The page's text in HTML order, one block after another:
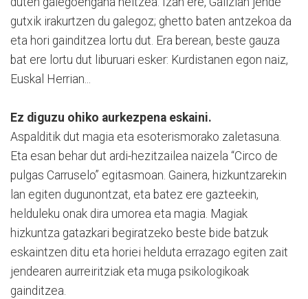
gutxik irakurtzen du galegoz; ghetto baten antzekoa da
eta hori gainditzea lortu dut. Era berean, beste gauza
bat ere lortu dut liburuari esker: Kurdistanen egon naiz,
Euskal Herrian...
Ez diguzu ohiko aurkezpena eskaini.
Aspalditik dut magia eta esoterismorako zaletasuna.
Eta esan behar dut ardi-hezitzailea naizela “Circo de
pulgas Carruselo” egitasmoan. Gainera, hizkuntzarekin
lan egiten dugunontzat, eta batez ere gazteekin,
helduleku onak dira umorea eta magia. Magiak
hizkuntza gatazkari begiratzeko beste bide batzuk
eskaintzen ditu eta horiei helduta errazago egiten zait
jendearen aurreiritziak eta muga psikologikoak
gainditzea.